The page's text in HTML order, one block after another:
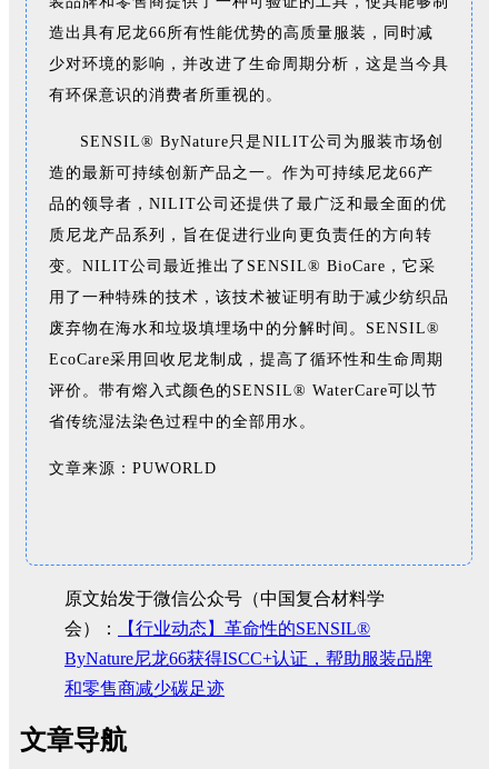
造出具有尼龙66所有性能优势的高质量服装，同时减
少对环境的影响，并改进了生命周期分析，这是当今具
有环保意识的消费者所重视的。
SENSIL® ByNature只是NILIT公司为服装市场创
造的最新可持续创新产品之一。作为可持续尼龙66产
品的领导者，NILIT公司还提供了最广泛和最全面的优
质尼龙产品系列，旨在促进行业向更负责任的方向转
变。NILIT公司最近推出了SENSIL® BioCare，它采
用了一种特殊的技术，该技术被证明有助于减少纺织品
废弃物在海水和垃圾填埋场中的分解时间。SENSIL®
EcoCare采用回收尼龙制成，提高了循环性和生命周期
评价。带有熔入式颜色的SENSIL® WaterCare可以节
省传统湿法染色过程中的全部用水。
文章来源 ： PUWORLD
原文始发于微信公众号（中国复合材料学
会）：
【行业动态】革命性的SENSIL®
ByNature尼龙66获得ISCC+认证，帮助服装品牌
和零售商减少碳足迹
文章导航